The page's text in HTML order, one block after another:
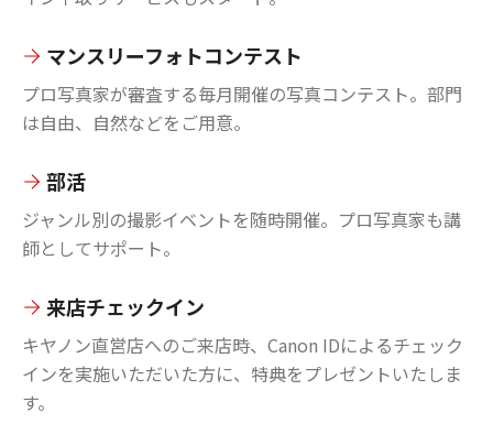
マンスリーフォトコンテスト
プロ写真家が審査する毎月開催の写真コンテスト。部門
は自由、自然などをご用意。
部活
ジャンル別の撮影イベントを随時開催。プロ写真家も講
師としてサポート。
来店チェックイン
キヤノン直営店へのご来店時、Canon IDによるチェック
インを実施いただいた方に、特典をプレゼントいたしま
す。